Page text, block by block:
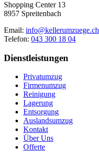
Shopping Center 13
8957 Spreitenbach
Email: info@kellerumzuege.ch
Telefon: 043 300 18 04
Dienstleistungen
Privatumzug
Firmenumzug
Reinigung
Lagerung
Entsorgung
Auslandsumzug
Kontakt
Über Uns
Offerte